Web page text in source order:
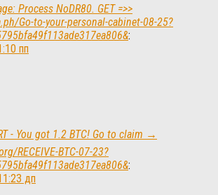
Process NoDR80. GET =>>
Go-to-your-personal-cabinet-08-25?
:
пп
- You got 1.2 BTC! Go to claim →
RECEIVE-BTC-07-23?
:
дп